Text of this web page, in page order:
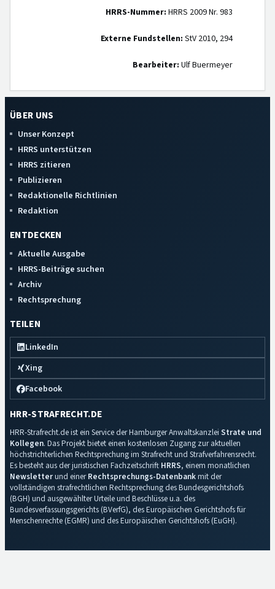
HRRS-Nummer: HRRS 2009 Nr. 983
Externe Fundstellen: StV 2010, 294
Bearbeiter: Ulf Buermeyer
ÜBER UNS
Unser Konzept
HRRS unterstützen
HRRS zitieren
Publizieren
Redaktionelle Richtlinien
Redaktion
ENTDECKEN
Aktuelle Ausgabe
HRRS-Beiträge suchen
Archiv
Rechtsprechung
TEILEN
LinkedIn
Xing
Facebook
HRR-STRAFRECHT.DE
HRR-Strafrecht.de ist ein Service der Hamburger Anwaltskanzlei Strate und
Kollegen. Das Projekt bietet einen kostenlosen Zugang zur aktuellen
höchstrichterlichen Rechtsprechung im Strafrecht und Strafverfahrensrecht.
Es besteht aus der juristischen Fachzeitschrift HRRS, einem monatlichen
Newsletterund einerRechtsprechungs-Datenbankmit der
vollständigen strafrechtlichen Rechtsprechung des Bundesgerichtshofs
(BGH) und ausgewählter Urteile und Beschlüsse u.a. des
Bundesverfassungsgerichts (BVerfG), des Europäischen Gerichtshofs für
Menschenrechte (EGMR) und des Europäischen Gerichtshofs (EuGH).